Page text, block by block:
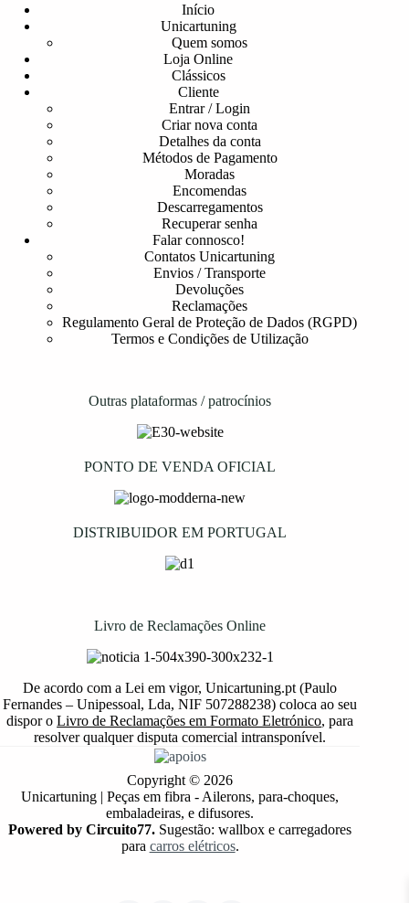
Início
Unicartuning
Quem somos
Loja Online
Clássicos
Cliente
Entrar / Login
Criar nova conta
Detalhes da conta
Métodos de Pagamento
Moradas
Encomendas
Descarregamentos
Recuperar senha
Falar connosco!
Contatos Unicartuning
Envios / Transporte
Devoluções
Reclamações
Regulamento Geral de Proteção de Dados (RGPD)
Termos e Condições de Utilização
Outras plataformas / patrocínios
PONTO DE VENDA OFICIAL
DISTRIBUIDOR EM PORTUGAL
Livro de Reclamações Online
De acordo com a Lei em vigor, Unicartuning.pt (Paulo
Fernandes – Unipessoal, Lda, NIF 507288238) coloca ao seu
dispor oLivro de Reclamações em Formato Eletrónico, para
resolver qualquer disputa comercial intransponível.
Copyright © 2026
Unicartuning | Peças em fibra - Ailerons, para-choques,
embaladeiras, e difusores.
Powered by Circuito77. Sugestão: wallbox e carregadores
para carros elétricos.